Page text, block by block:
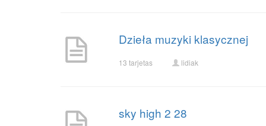
Dzieła muzyki klasycznej
13 tarjetas lidiak
sky high 2 28